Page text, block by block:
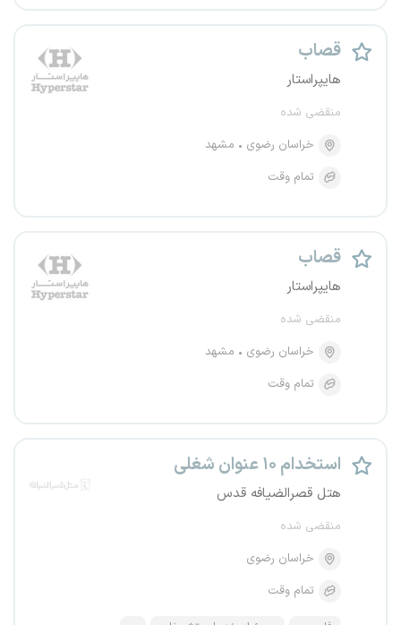
قصاب
هایپراستار
منقضی شده
خراسان رضوی
مشهد
تمام وقت
قصاب
هایپراستار
منقضی شده
خراسان رضوی
مشهد
تمام وقت
استخدام ۱۰ عنوان شغلی
هتل قصرالضیافه قدس
منقضی شده
خراسان رضوی
تمام وقت